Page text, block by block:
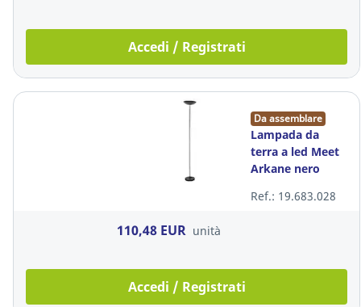
Accedi / Registrati
Da assemblare
Lampada da
terra a led Meet
Arkane nero
Ref.: 19.683.028
110,48 EUR unità
Accedi / Registrati